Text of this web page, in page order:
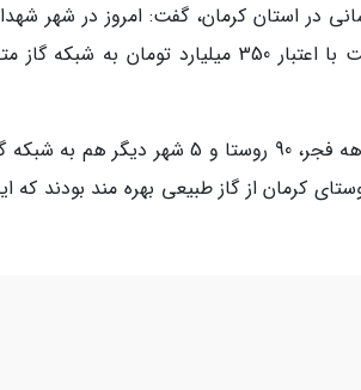
عملیات اجرایی و بهره برداری 301 طرح گازرسانی در استان کرمان، گفت: امروز در
کرمان حضور دارم که در این استان 146 روستا، پنج شهر و 150 صنعت با اعتبار 350 میلیارد
وی توضیح داد: به مردم استان کرمان قول می دهیم که ان شاالله تا دهه فجر، 90 روستا و
متصل شوند؛ باید یادآور شوم که در ابتدای دولت یازدهم 449 روستای کرمان از گاز طبیعی بهره مند